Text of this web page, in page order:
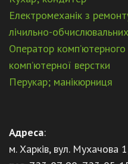
Електромеханік з
лічильно-
Оператор
комп’ютерної верстки
Перукар; манікюрниця
Адреса:
м. Харків, вул. Мухачова